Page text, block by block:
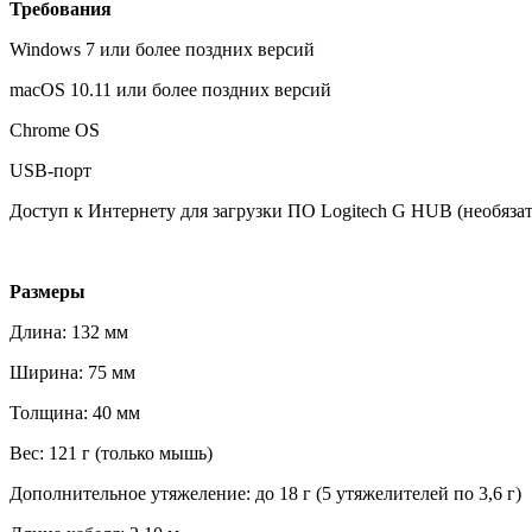
Требования
Windows 7 или более поздних версий
macOS 10.11 или более поздних версий
Chrome OS
USB-порт
Доступ к Интернету для загрузки ПО Logitech G HUB
Размеры
Длина: 132 мм
Ширина: 75 мм
Толщина: 40 мм
Вес: 121 г (только мышь)
Дополнительное утяжеление: до 18 г (5 утяжелителей по 3,6 г)